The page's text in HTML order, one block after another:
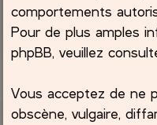
comportements
Pour de plus amples
phpBB, veuillez
Vous acceptez de ne
obscène, vulgaire,